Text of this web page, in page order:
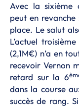
Avec la sixième
peut en
place. Le salut
L’actuel
(2,1M€) n’a en
recevoir Vernon
retard sur la 6
dans la course
succès de rang.